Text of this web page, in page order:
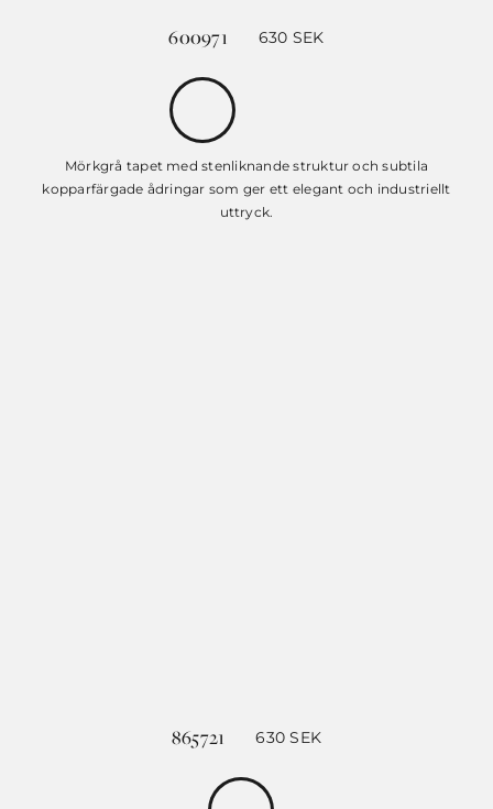
600971 630 SEK
Mörkgrå tapet med stenliknande struktur och subtila
kopparfärgade ådringar som ger ett elegant och industriellt
uttryck.
865721 630SEK